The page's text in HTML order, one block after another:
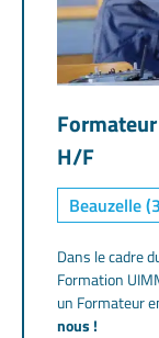
H/F
Beauzelle
Dans le cadre
Formation
un Formateur
nous !